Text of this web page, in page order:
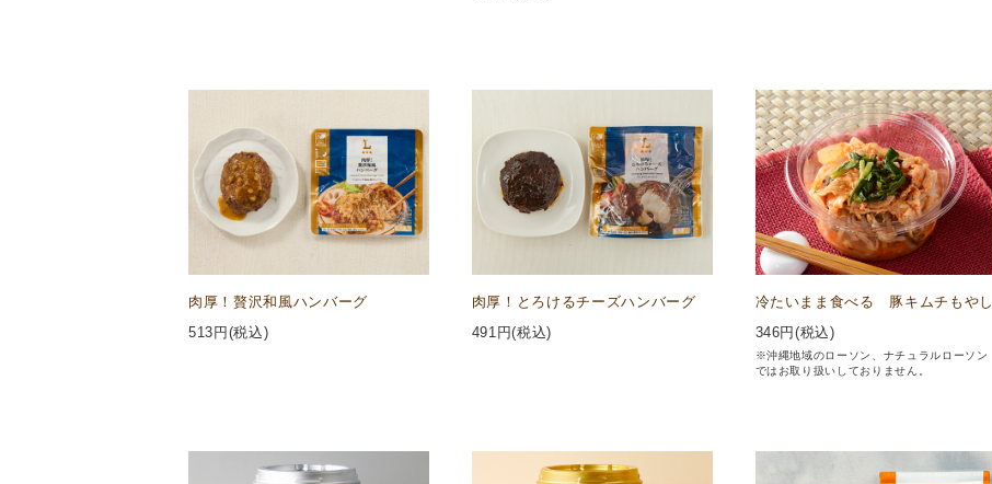
肉厚！贅沢和風ハンバーグ
513 円(税込)
肉厚！とろけるチーズハンバーグ
491 円(税込)
冷たいまま食べる 豚キムチもやし
346円(税込)
※沖縄地域のローソン、ナチュラルローソン
ではお取り扱いしておりません。